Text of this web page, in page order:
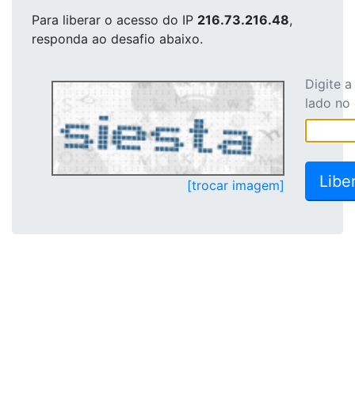
Para liberar o acesso do IP 216.73.216.48,
responda ao desafio abaixo.
[trocar imagem]
Digite
lado no